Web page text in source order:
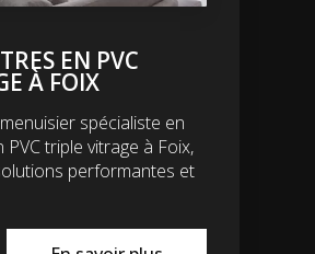
EN PVC
À FOIX
spécialiste en
triple vitrage à Foix,
performantes et